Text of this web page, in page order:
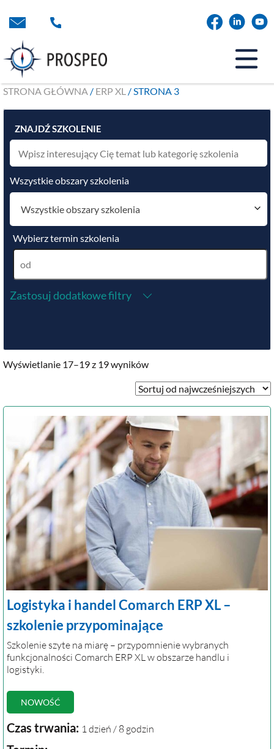
do
STRONA GŁÓWNA / ERP XL / STRONA 3
ZNAJDŹ SZKOLENIE
Wszystkie obszary szkolenia
Wszystkie obszary szkolenia
Wybierz termin szkolenia
Zastosuj dodatkowe filtry
Wyświetlanie 17–19 z 19 wyników
Logistyka i handel Comarch ERP XL –
szkolenie przypominające
Szkolenie szyte na miarę – przypomnienie wybranych
funkcjonalności Comarch ERP XL w obszarze handlu i
logistyki.
NOWOŚĆ
Czas trwania: 1 dzień / 8 godzin